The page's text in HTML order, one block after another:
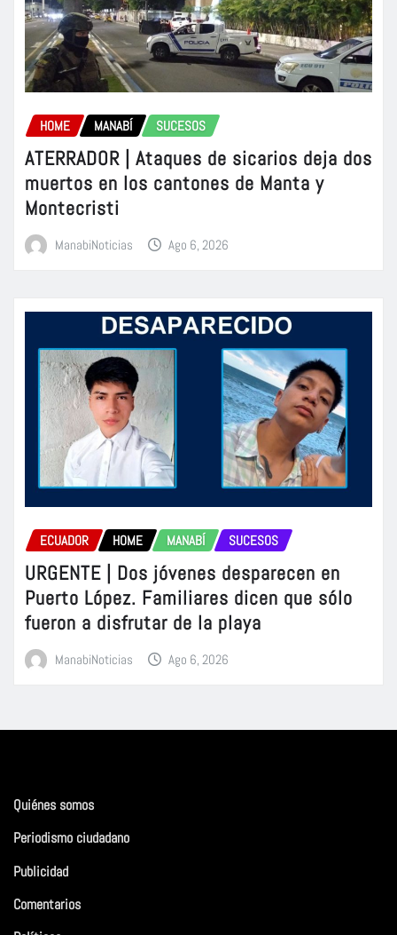
HOME MANABÍ SUCESOS
ATERRADOR | Ataques de sicarios deja dos
muertos en los cantones de Manta y
Montecristi
ManabiNoticias Ago 6, 2026
ECUADOR HOME MANABÍ SUCESOS
URGENTE | Dos jóvenes desparecen en
Puerto López. Familiares dicen que sólo
fueron a disfrutar de la playa
ManabiNoticias Ago 6, 2026
Quiénes somos
Periodismo ciudadano
Publicidad
Comentarios